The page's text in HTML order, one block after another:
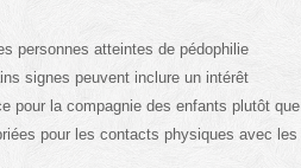
personnes atteintes de pédophilie
signes peuvent inclure un intérêt
pour la compagnie des enfants plutôt que
pour les contacts physiques avec les